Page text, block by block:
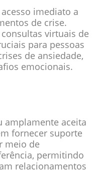
imediato a
de crise.
virtuais de
para pessoas
de ansiedade,
emocionais.
amplamente aceita
fornecer suporte
meio de
permitindo
relacionamentos